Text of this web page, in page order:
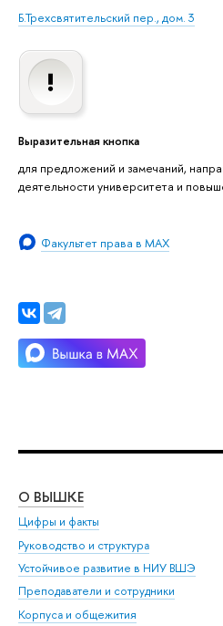
Б.Трехсвятительский пер., дом. 3
Выразительная кнопка
для предложений и замечаний,
деятельности университета и
Факультет права в MAX
О ВЫШКЕ
Цифры и факты
Руководство и структура
Устойчивое развитие в НИУ ВШЭ
Преподаватели и сотрудники
Корпуса и общежития